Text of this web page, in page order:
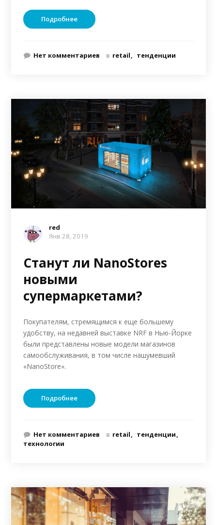
Подробнее
Нет комментариев в retail тенденции
red
Янв 28, 2019
Станут ли NanoStores
новыми
супермаркетами?
Покупателям, стремящимся к еще большему
удобству, на недавней выставке NRF в Нью-Йорке
были представлены новые модели магазинов
самообслуживания, в том числе нашумевший
«NanoStore».
Подробнее
Нет комментариев в retail
тенденции
технологии